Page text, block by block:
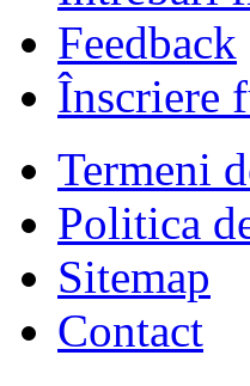
Feedback
Înscriere
Termeni
Politica
Sitemap
Contact